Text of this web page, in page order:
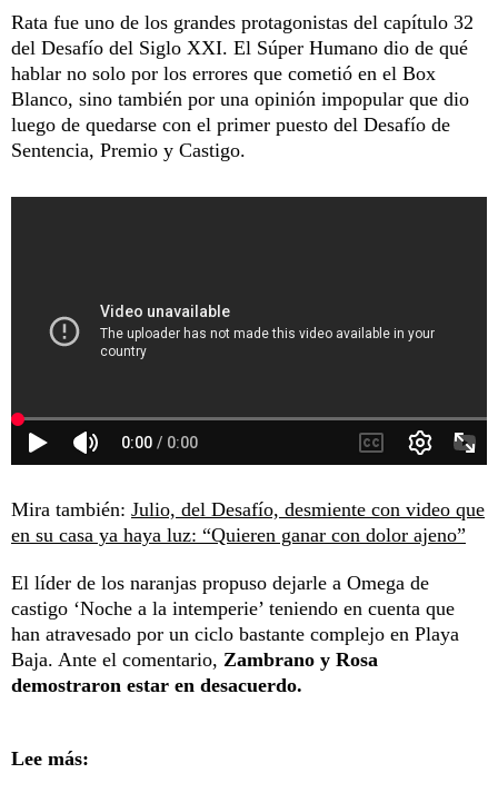
Rata fue uno de los grandes protagonistas del capítulo 32
del Desafío del Siglo XXI. El Súper Humano dio de qué
hablar no solo por los errores que cometió en el Box
Blanco, sino también por una opinión impopular que dio
luego de quedarse con el primer puesto del Desafío de
Sentencia, Premio y Castigo.
Mira también: Julio, del Desafío, desmiente con video que
en su casa ya haya luz: “Quieren ganar con dolor ajeno”
El líder de los naranjas propuso dejarle a Omega de
castigo ‘Noche a la intemperie’ teniendo en cuenta que
han atravesado por un ciclo bastante complejo en Playa
Baja. Ante el comentario, Zambrano y Rosa
demostraron estar en desacuerdo.
Lee más: